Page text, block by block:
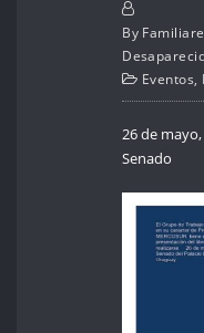
By
Eventos,
26 de
Senado